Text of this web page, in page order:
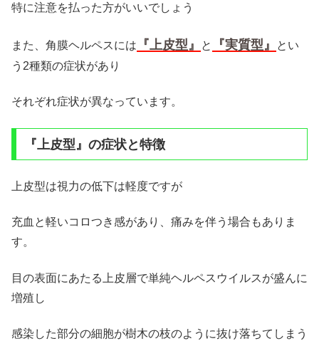
特に注意を払った方がいいでしょう
また、角膜ヘルペスには 『上皮型』 と 『実質型』
とい
う2種類の症状があり
それぞれ症状が異なっています。
『上皮型』の症状と特徴
上皮型は視力の低下は軽度ですが
充血と軽いコロつき感があり、痛みを伴う場合もありま
す。
目の表面にあたる上皮層で単純ヘルペスウイルスが盛んに
増殖し
感染した部分の細胞が樹木の枝のように抜け落ちてしまう